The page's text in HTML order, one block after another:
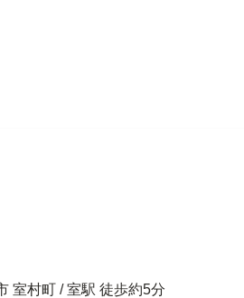
室村町 / 室駅 徒歩約5分